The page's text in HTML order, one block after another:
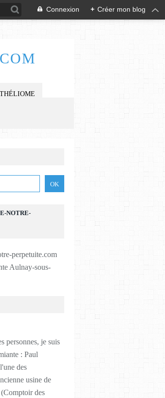
Connexion + Créer mon blog
NOTRE-
Aulnay-sous-
personnes, je suis
: Paul
des
usine de
des